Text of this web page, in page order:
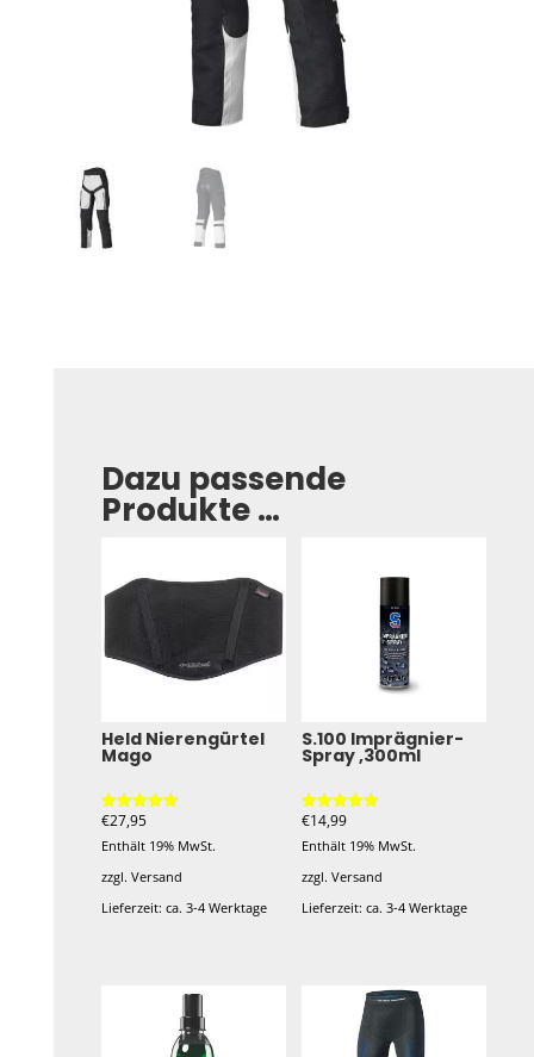
Dazu passende
Produkte …
Held Nierengürtel
Mago
Bewertet mit
von 5
€27,95
Enthält 19% MwSt.
zzgl.Versand
Lieferzeit: ca. 3-4 Werktage
S.100 Imprägnier-
Spray ,300ml
Bewertet mit
von 5
€14,99
Enthält 19% MwSt.
zzgl. Versand
Lieferzeit: ca. 3-4 Werktage